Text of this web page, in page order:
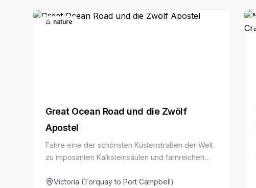
nature
Great Ocean Road und die Zwölf
Apostel
Fahre eine der schönsten Küstenstraßen der Welt
zu imposanten Kalksteinsäulen und farnreichen
Surfstrände und Tierbegegnungen.
Victoria (Torquay to Port Campbell)